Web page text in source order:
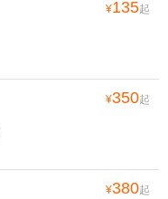
¥135起
¥350起
¥380起